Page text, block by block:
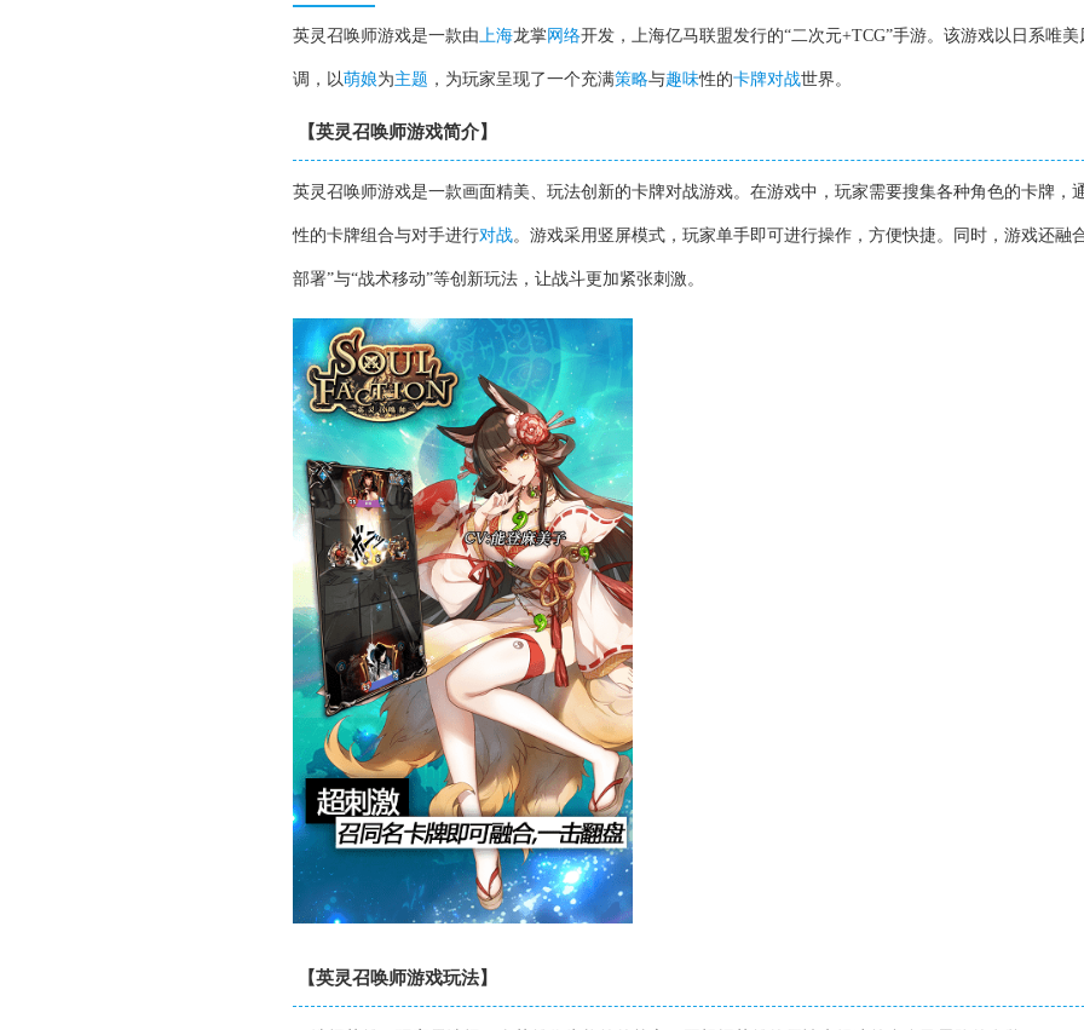
英灵召唤师游戏是一款由上海龙掌网络开发，上海亿马联盟发行的“二次元+TCG”手游。该游戏以日系唯
调，以萌娘为主题 ，为玩家呈现了一个充满策略与趣味性的卡牌对战世界。
【英灵召唤师游戏简介】
英灵召唤师游戏是一款画面精美、玩法创新的卡牌对战游戏。在游戏中，玩家需要搜集各种角色的卡牌，
性的卡牌组合与对手进行对战。游戏采用竖屏模式，玩家单手即可进行操作，方便快捷。同时，游戏还融
部署”与“战术移动”等创新玩法，让战斗更加紧张刺激。
【英灵召唤师游戏玩法】